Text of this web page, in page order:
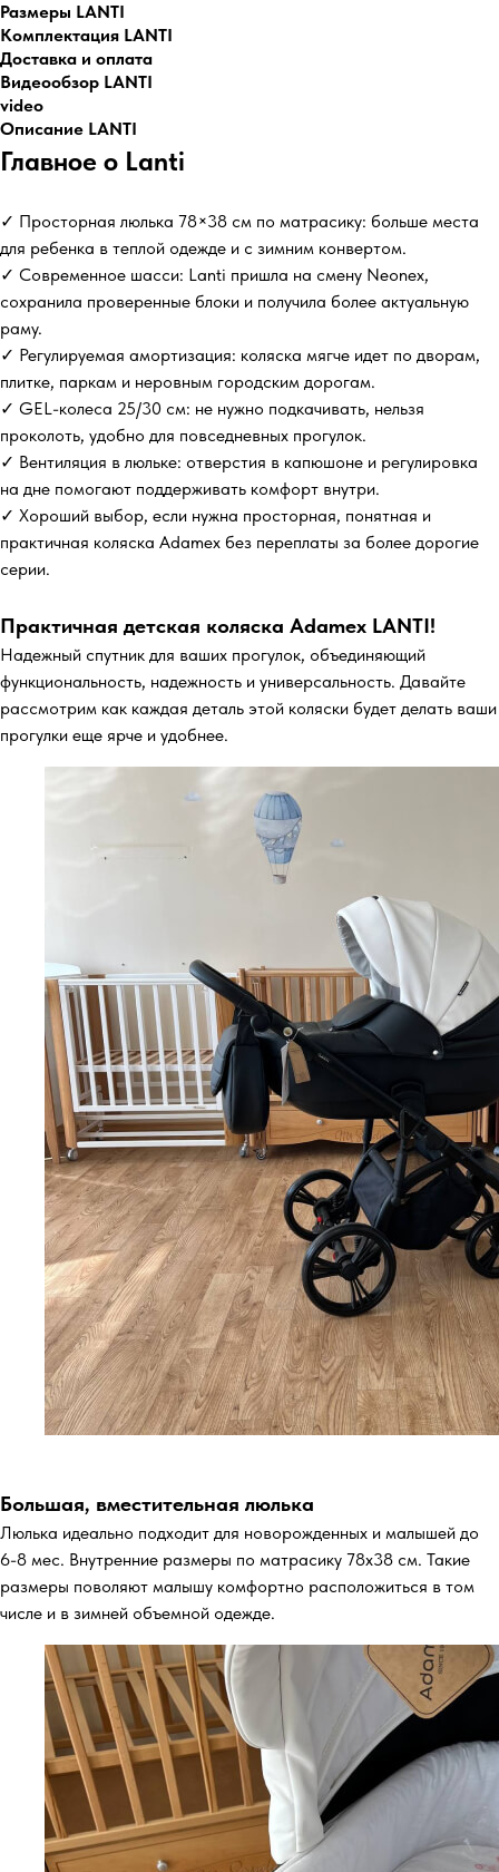
Размеры LANTI
Комплектация LANTI
Доставка и оплата
Видеообзор LANTI
video
Описание LANTI
Главное о Lanti
✓ Просторная люлька 78×38 см по матрасику: больше места
для ребенка в теплой одежде и с зимним конвертом.
✓ Современное шасси: Lanti пришла на смену Neonex,
сохранила проверенные блоки и получила более актуальную
раму.
✓ Регулируемая амортизация: коляска мягче идет по дворам,
плитке, паркам и неровным городским дорогам.
✓ GEL-колеса 25/30 см: не нужно подкачивать, нельзя
проколоть, удобно для повседневных прогулок.
✓ Вентиляция в люльке: отверстия в капюшоне и регулировка
на дне помогают поддерживать комфорт внутри.
✓ Хороший выбор, если нужна просторная, понятная и
практичная коляска Adamex без переплаты за более дорогие
серии.
Практичная детская коляска Adamex LANTI!
Надежный спутник для ваших прогулок, объединяющий
функциональность, надежность и универсальность. Давайте
рассмотрим как каждая деталь этой коляски будет делать ваши
прогулки еще ярче и удобнее.
Большая, вместительная люлька
Люлька идеально подходит для новорожденных и малышей до
6-8 мес. Внутренние размеры по матрасику 78х38 см. Такие
размеры поволяют малышу комфортно расположиться в том
числе и в зимней объемной одежде.